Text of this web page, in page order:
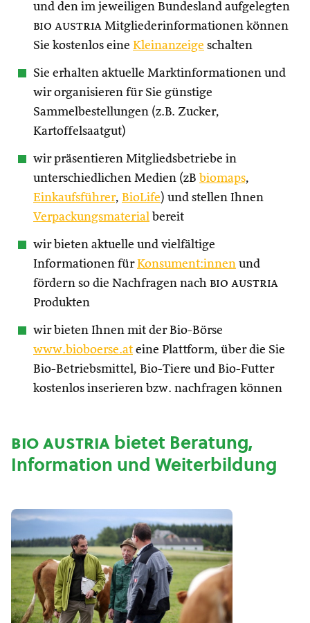
und den im jeweiligen Bundesland aufgelegten
bio austria Mitgliederinformationen können
Sie kostenlos eine Kleinanzeige schalten
Sie erhalten aktuelle Marktinformationen und
wir organisieren für Sie günstige
Sammelbestellungen (z.B. Zucker,
Kartoffelsaatgut)
wir präsentieren Mitgliedsbetriebe in
unterschiedlichen Medien (zB biomaps,
Einkaufsführer, BioLife) und stellen Ihnen
Verpackungsmaterial bereit
wir bieten aktuelle und vielfältige
Informationen fürKonsument:innen und
fördern so die Nachfragen nach bio austria
Produkten
wir bieten Ihnen mit der Bio-Börse
www.bioboerse.at eine Plattform, über die Sie
Bio-Betriebsmittel, Bio-Tiere und Bio-Futter
kostenlos inserieren bzw. nachfragen können
bio austriabietet Beratung,
Information und Weiterbildung